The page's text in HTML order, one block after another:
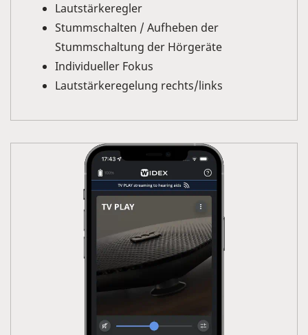
Lautstärkeregler
Stummschalten / Aufheben der
Stummschaltung der Hörgeräte
Individueller Fokus
Lautstärkeregelung rechts/links